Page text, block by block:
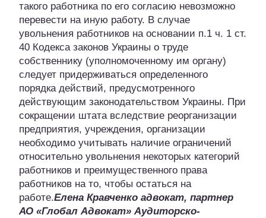
такого работника по его согласию невозможно
перевести на иную работу. В случае
увольнения работников на основании п.1 ч. 1 ст.
40 Кодекса законов Украины о труде
собственнику (уполномоченному им органу)
следует придерживаться определенного
порядка действий, предусмотренного
действующим законодательством Украины. При
сокращении штата вследствие реорганизации
предприятия, учреждения, организации
необходимо учитывать наличие ограничений
относительно увольнения некоторых категорий
работников и преимущественного права
работников на то, чтобы остаться на
работе.Елена Кравченко адвокат, партнер
АО «Глобал Адвокат» Аудиторско-